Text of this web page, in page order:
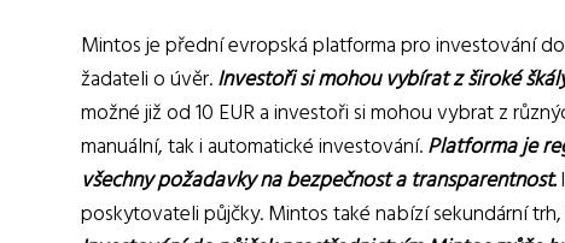
Mintos je přední evropská platforma pro investování
žadateli o úvěr.Investoři si mohou vybírat z široké
možné již od 10 EUR a investoři si mohou vybrat z
manuální, tak i automatické investování.Platforma je
všechny požadavky na bezpečnost a transparentnost.
poskytovateli půjčky. Mintos také nabízí sekundární